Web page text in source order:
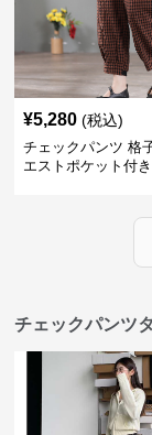
¥5,280 (税込)
チェックパンツ 格
エストポケット付
チェックパンツ